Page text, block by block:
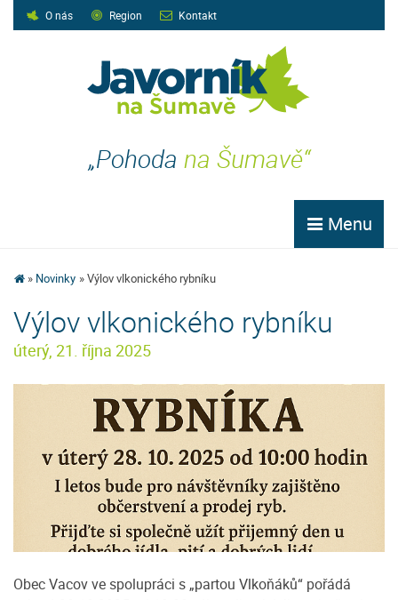
O nás Region Kontakt
„Pohoda na Šumavě“
Menu
Novinky Výlov vlkonického rybníku
Výlov vlkonického rybníku
úterý, 21. října 2025
Obec Vacov ve spolupráci s „partou Vlkoňáků“ pořádá